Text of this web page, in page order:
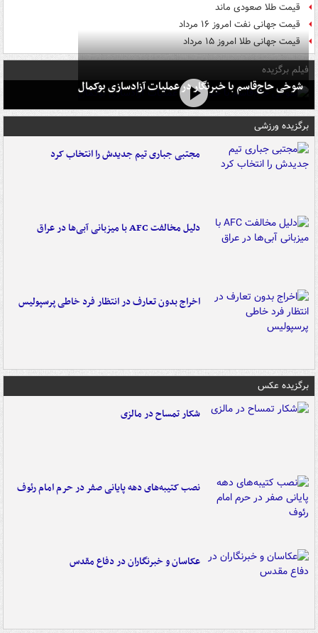
قیمت طلا صعودی ماند
قیمت جهانی نفت امروز ۱۶ مرداد
قیمت جهانی طلا امروز ۱۵ مرداد
فیلم برگزیده
شوخی حاج‌قاسم با خبرنگار در عملیات آزادسازی بوکمال
برگزیده ورزشی
مجتبی جباری تیم جدیدش را انتخاب کرد
دلیل مخالفت AFC با میزبانی آبی‌ها در عراق
اخراج بدون تعارف در انتظار فرد خاطی پرسپولیس
برگزیده عکس
شکار تمساح در مالزی
نصب کتیبه‌های دهه پایانی صفر در حرم امام رئوف
عکاسان و خبرنگاران در دفاع مقدس